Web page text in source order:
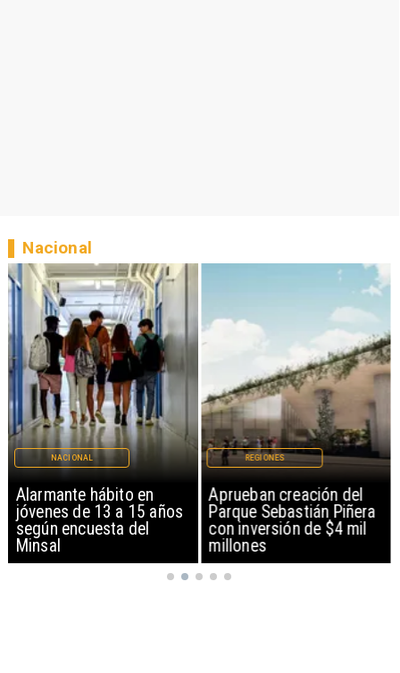
Alarmante hábito en
jóvenes de 13 a 15 años
según encuesta del
Minsal
NACIONAL
Aprueban creación del
Parque Sebastián Piñera
con inversión de $4 mil
millones
REGIONES
Nacional